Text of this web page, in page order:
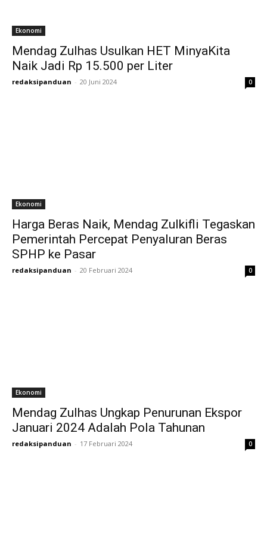
Ekonomi
Mendag Zulhas Usulkan HET MinyaKita
Naik Jadi Rp 15.500 per Liter
redaksipanduan - 20 Juni 2024 0
Ekonomi
Harga Beras Naik, Mendag Zulkifli Tegaskan
Pemerintah Percepat Penyaluran Beras
SPHP ke Pasar
redaksipanduan - 20 Februari 2024 0
Ekonomi
Mendag Zulhas Ungkap Penurunan Ekspor
Januari 2024 Adalah Pola Tahunan
redaksipanduan - 17 Februari 2024 0